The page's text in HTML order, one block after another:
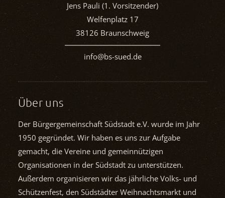
Jens Pauli (1. Vorsitzender)
Welfenplatz 17
38126 Braunschweig
info@bs-sued.de
Über uns
Der Bürgergemeinschaft Südstadt e.V. wurde im Jahr
1950 gegründet. Wir haben es uns zur Aufgabe
gemacht, die Vereine und gemein­nützigen
Organisationen in der Südstadt zu unterstützen.
Außerdem organisieren wir das jährliche Volks- und
Schützenfest, den Südstädter Weihnachts­markt und